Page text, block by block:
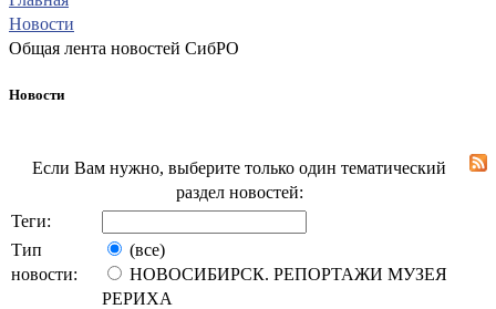
Новости
Общая лента новостей СибРО
Новости
Если Вам нужно, выберите только один тематический
раздел новостей:
Теги:
Тип
новости:
(все)
НОВОСИБИРСК. РЕПОРТАЖИ МУЗЕЯ
РЕРИХА